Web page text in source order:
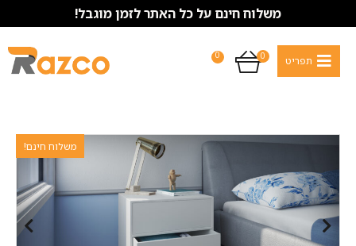
משלוח חינם על כל האתר לזמן מוגבל!
0
0
משלוח חינם!